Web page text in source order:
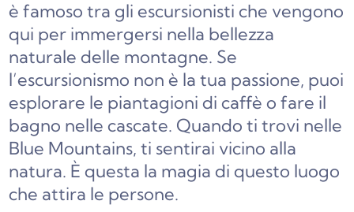
è famoso tra gli escursionisti che vengono
qui per immergersi nella bellezza
naturale delle montagne. Se
l’escursionismo non è la tua passione, puoi
esplorare le piantagioni di caffè o fare il
bagno nelle cascate. Quando ti trovi nelle
Blue Mountains, ti sentirai vicino alla
natura. È questa la magia di questo luogo
che attira le persone.